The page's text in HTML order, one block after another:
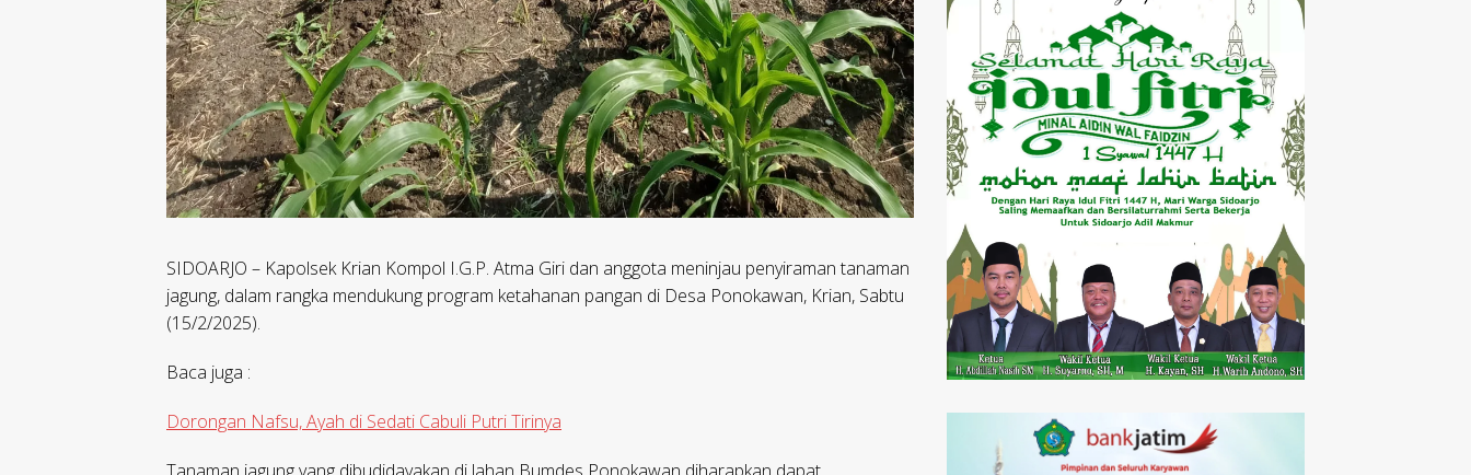
SIDOARJO – Kapolsek Krian Kompol I.G.P. Atma Giri dan anggota meninjau penyiraman tanaman
jagung, dalam rangka mendukung program ketahanan pangan di Desa Ponokawan, Krian, Sabtu
(15/2/2025).
Baca juga :
Dorongan Nafsu, Ayah di Sedati Cabuli Putri Tirinya